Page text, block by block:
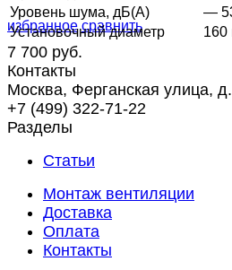
избранное сравнить
Уровень шума, дБ(А)
—
Установочный диаметр
160
7 700 руб.
Контакты
Москва, Ферганская улица,
+7 (499) 322-71-22
Разделы
Статьи
Монтаж вентиляции
Доставка
Оплата
Контакты